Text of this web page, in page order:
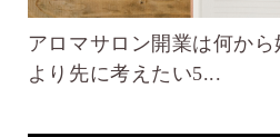
アロマサロン開業は何か
より先に考えたい5...